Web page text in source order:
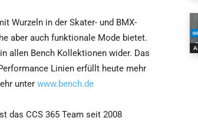
Wurzeln in der Skater- und BMX-
aber auch funktionale Mode bietet.
allen Bench Kollektionen wider. Das
Linien erfüllt heute mehr
unter www.bench.de
das CCS 365 Team seit 2008